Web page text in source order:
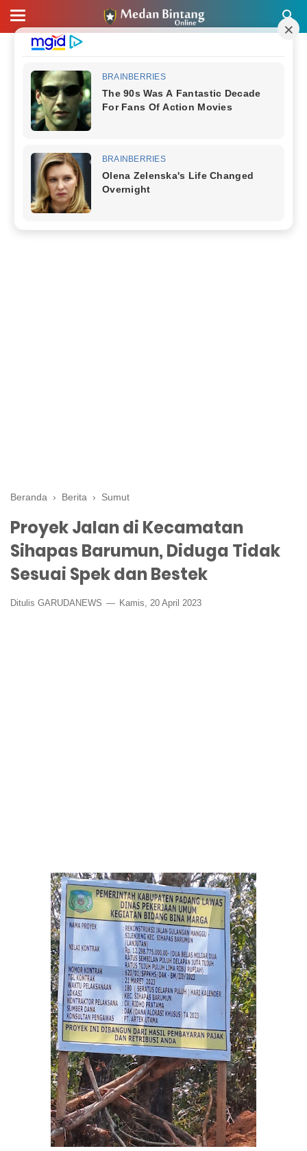
Beranda › Berita › Sumut
Proyek Jalan di Kecamatan
Sihapas Barumun, Diduga Tidak
Sesuai Spek dan Bestek
Ditulis GARUDANEWS Kamis, 20 April 2023